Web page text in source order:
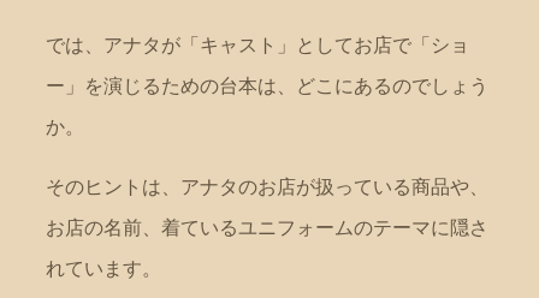
では、アナタが「キャスト」としてお店で「ショ
ー」を演じるための台本は、どこにあるのでしょう
か。
そのヒントは、アナタのお店が扱っている商品や、
お店の名前、着ているユニフォームのテーマに隠さ
れています。